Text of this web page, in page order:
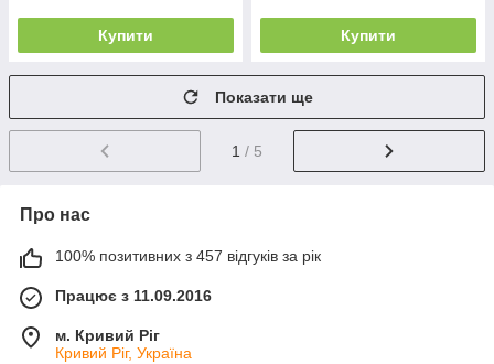
Купити Купити
Показати ще
1 / 5
Про нас
100% позитивних з 457 відгуків за рік
Працює з 11.09.2016
м. Кривий Ріг
Кривий Ріг, Україна